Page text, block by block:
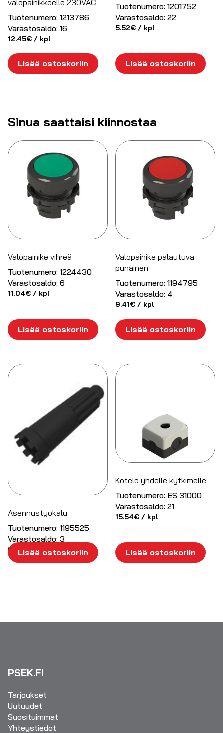
valopainikkeelle 230VAC
Tuotenumero: 1213786
Varastosaldo: 16
12.45€ / kpl
Lisää ostoskoriin
Tuotenumero: 1201752
Varastosaldo: 22
5.52€ / kpl
Lisää ostoskoriin
Sinua saattaisi kiinnostaa
Valopainike vihreä
Tuotenumero: 1224430
Varastosaldo: 6
11.04€ / kpl
Lisää ostoskoriin
Valopainike palautuva
punainen
Tuotenumero: 1194795
Varastosaldo: 4
9.41€ / kpl
Lisää ostoskoriin
Asennustyökalu
Tuotenumero: 1195525
Varastosaldo: 3
6.58 € / kpl
Lisää ostoskoriin
Kotelo yhdelle kytkimelle
Tuotenumero: ES 31000
Varastosaldo: 21
15.54€ / kpl
Lisää ostoskoriin
PSEK.FI
Tarjoukset
Uutuudet
Suosituimmat
Yhteystiedot